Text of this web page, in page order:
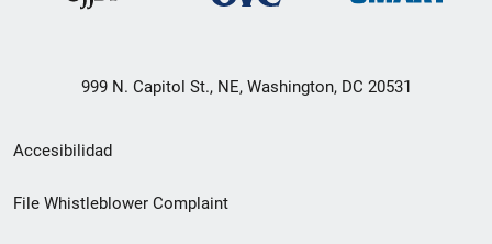
999 N. Capitol St., NE, Washington, DC 20531
Menú
de
Accesibilidad
File Whistleblower Complaint